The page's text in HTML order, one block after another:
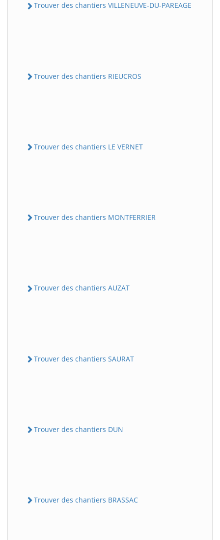
Trouver des chantiers VILLENEUVE-DU-PAREAGE
Trouver des chantiers RIEUCROS
Trouver des chantiers LE VERNET
Trouver des chantiers MONTFERRIER
Trouver des chantiers AUZAT
Trouver des chantiers SAURAT
Trouver des chantiers DUN
Trouver des chantiers BRASSAC